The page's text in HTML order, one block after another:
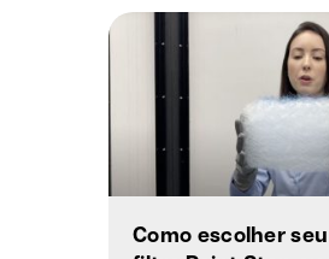
Como escolher seu